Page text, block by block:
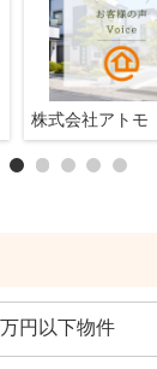
株式会社アトモ
円以下物件